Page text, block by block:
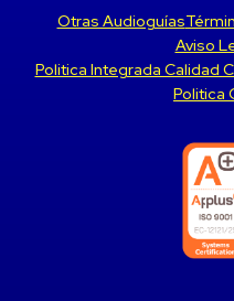
Otras Audioguías
Aviso
Politica Integrada Calidad
Politica